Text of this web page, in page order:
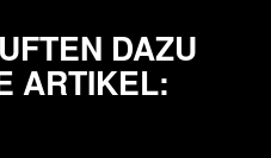
DAZU
ARTIKEL: